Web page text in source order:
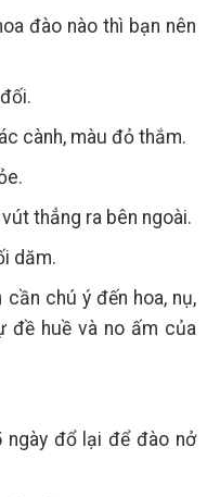
đào nào thì bạn nên
cành, màu đỏ thắm.
thẳng ra bên ngoài.
dăm.
chú ý đến hoa, nụ,
đề huề và no ấm của
đổ lại để đào nở